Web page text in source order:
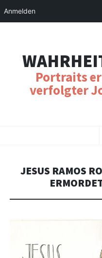
Portraits
verfolgter
JESUS RAMOS
Anmelden